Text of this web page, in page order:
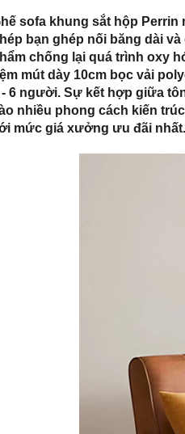
sofa khung sắt hộp
bạn ghép nối băng dài
chống lại quá trình oxy
mút dày 10cm bọc vải
- 6 người. Sự kết hợp giữa
nhiều phong cách kiến
mức giá xưởng ưu đãi nhất.